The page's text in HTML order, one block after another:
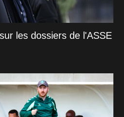
les dossiers de l'ASSE